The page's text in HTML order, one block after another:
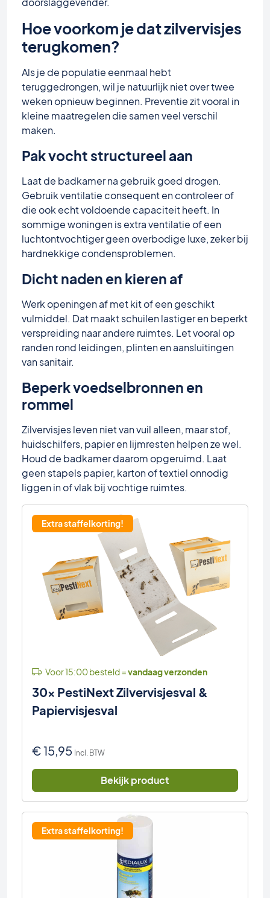
Hoe voorkom je dat zilvervisjes
terugkomen?
Als je de populatie eenmaal hebt
teruggedrongen, wil je natuurlijk niet over twee
weken opnieuw beginnen. Preventie zit vooral in
kleine maatregelen die samen veel verschil
maken.
Pak vocht structureel aan
Laat de badkamer na gebruik goed drogen.
Gebruik ventilatie consequent en controleer of
die ook echt voldoende capaciteit heeft. In
sommige woningen is extra ventilatie of een
luchtontvochtiger geen overbodige luxe, zeker bij
hardnekkige condensproblemen.
Dicht naden en kieren af
Werk openingen af met kit of een geschikt
vulmiddel. Dat maakt schuilen lastiger en beperkt
verspreiding naar andere ruimtes. Let vooral op
randen rond leidingen, plinten en aansluitingen
van sanitair.
Beperk voedselbronnen en
rommel
Zilvervisjes leven niet van vuil alleen, maar stof,
huidschilfers, papier en lijmresten helpen ze wel.
Houd de badkamer daarom opgeruimd. Laat
geen stapels papier, karton of textiel onnodig
liggen in of vlak bij vochtige ruimtes.
Extra staffelkorting!
Voor 15:00 besteld =vandaag verzonden
30x PestiNext Zilvervisjesval &
Papiervisjesval
€15,95 Incl. BTW
Bekijk product
Extra staffelkorting!